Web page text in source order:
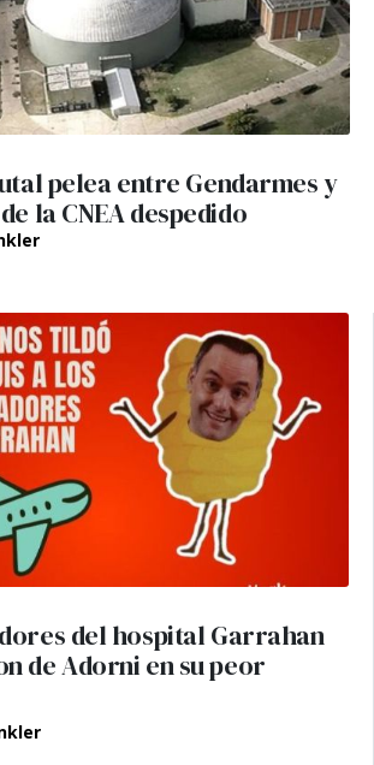
pelea entre Gendarmes y
la CNEA despedido
del hospital Garrahan
de Adorni en su peor